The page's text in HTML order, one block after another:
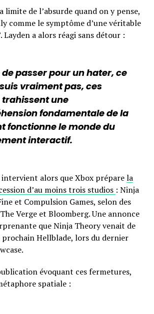
limite de l’absurde quand on y pense,
comme le symptôme d’une véritable
Layden a alors réagi sans détour :
passer pour un hater, ce
vraiment pas, ces
une
fondamentale de la
fonctionne le monde du
interactif.
alors que Xbox préparela
d’au moins trois studios : Ninja
et Compulsion Games, selon des
Verge et Bloomberg. Une annonce
que Ninja Theory venait de
prochain Hellblade, lors du dernier
évoquant ces fermetures,
spatiale :